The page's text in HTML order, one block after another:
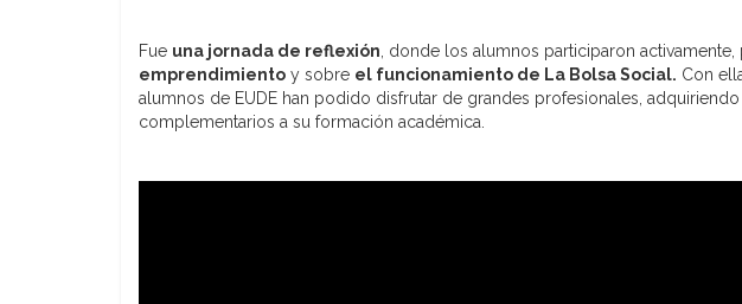
Fue una jornada de reflexión , donde los alumnos participaron
emprendimiento y sobre el funcionamiento de La Bolsa Social. Con
alumnos de EUDE han podido disfrutar de grandes profesionales,
complementarios a su formación académica.